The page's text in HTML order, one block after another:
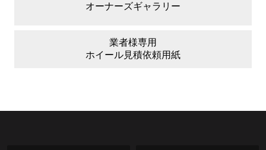
オーナーズギャラリー
業者様専用
ホイール見積依頼用紙